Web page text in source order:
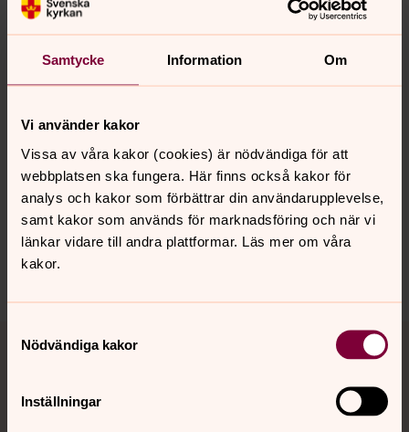
Samtycke Information Om
Vi använder kakor
Vissa av våra kakor (cookies) är nödvändiga för att
webbplatsen ska fungera. Här finns också kakor för
analys och kakor som förbättrar din användarupplevelse,
samt kakor som används för marknadsföring och när vi
länkar vidare till andra plattformar. Läs mer om våra
kakor.
Nödvändiga kakor
Inställningar
/Magnus
Fler frågor och svar här
Synpunkter eller frågor på sidans
innehåll?
norra.oland.pastorat@svenskakyrkan.se
Dela